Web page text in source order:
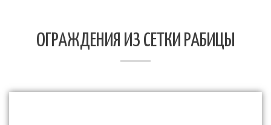
ОГРАЖДЕНИЯ ИЗ СЕТКИ РАБИЦЫ